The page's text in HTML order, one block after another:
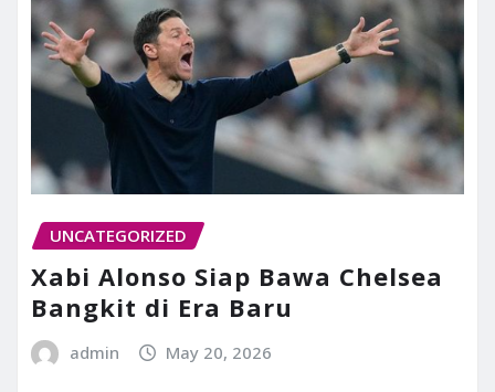
UNCATEGORIZED
Xabi Alonso Siap Bawa Chelsea
Bangkit di Era Baru
admin May 20, 2026